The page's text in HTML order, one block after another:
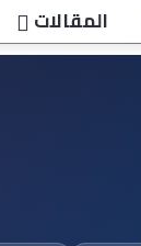
المقالات